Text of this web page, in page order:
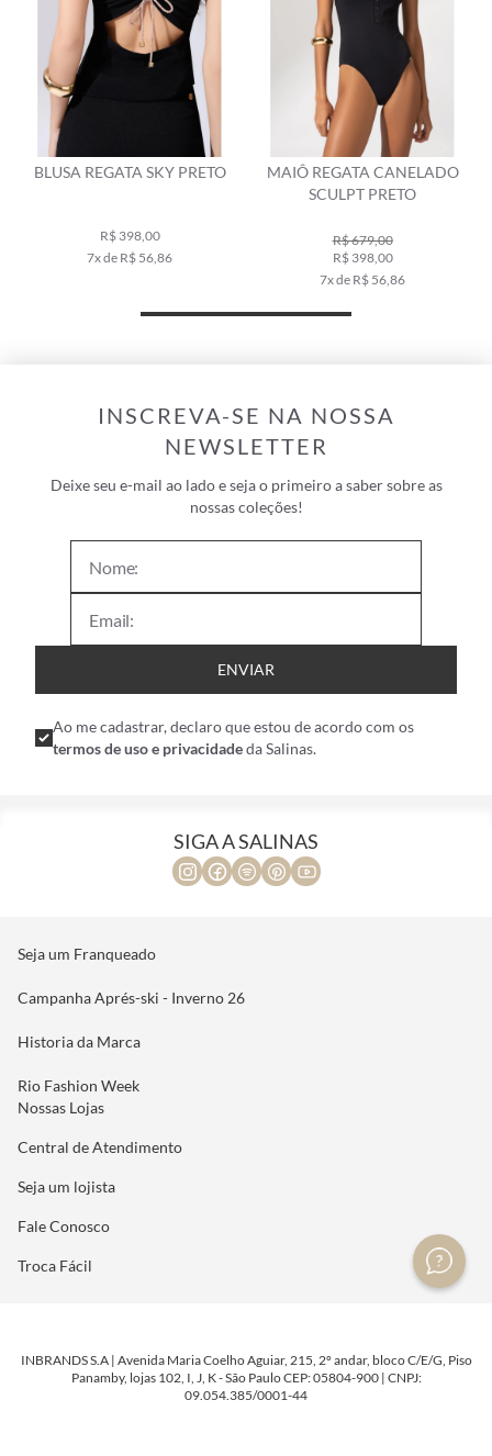
BLUSA REGATA SKY PRETO
R$ 398,00
7x de R$ 56,86
MAIÔ REGATA CANELADO
SCULPT PRETO
R$ 679,00
R$ 398,00
7x de R$ 56,86
INSCREVA-SE NA NOSSA
NEWSLETTER
Deixe seu e-mail ao lado e seja o primeiro a saber sobre as
nossas coleções!
ENVIAR
Ao me cadastrar, declaro que estou de acordo com os
termos de uso e privacidadeda Salinas.
SIGA A SALINAS
Seja um Franqueado
Campanha Aprés-ski - Inverno 26
Historia da Marca
Rio Fashion Week
Nossas Lojas
Central de Atendimento
Seja um lojista
Fale Conosco
Troca Fácil
INBRANDS S.A | Avenida Maria Coelho Aguiar, 215, 2º andar, bloco C/E/G, Piso
Panamby, lojas 102, I, J, K - São Paulo CEP: 05804-900 | CNPJ:
09.054.385/0001-44